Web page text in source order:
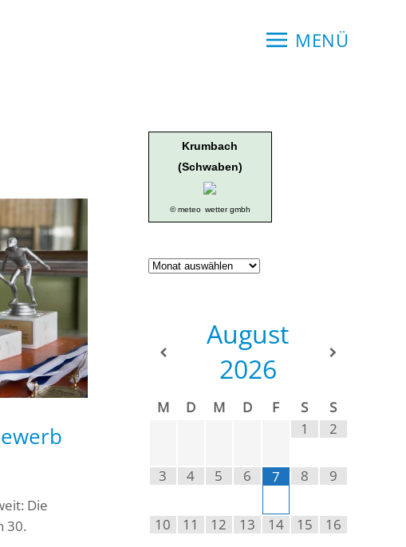
MENÜ
Die
30.
Krumbach
(Schwaben)
© meteo wetter gmbh
Geschichte
August
2026
M D M D F S
S
1
2
3 4 5 6 7 8 9
10 11 12 13 14 15 16